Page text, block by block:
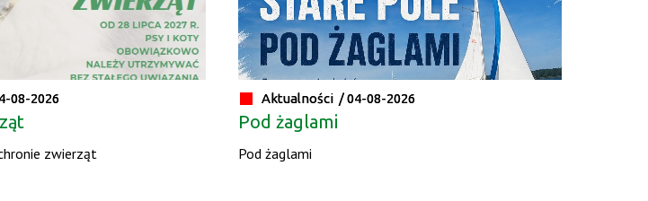
Aktualności /01.08.2026
I Turniej Sołectw
08-2026
zwierząt
Aktualności /04-08-2026
Pod żaglami
Pod żaglami